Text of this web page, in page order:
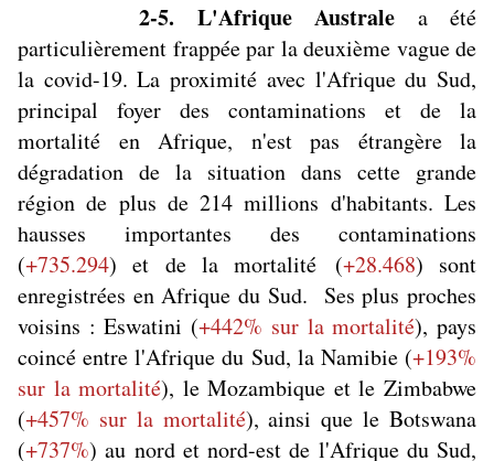
2-5. L'Afrique Australe a été
particulièrement frappée par la deuxième vague de
la covid-19. La proximité avec l'Afrique du Sud,
principal foyer des contaminations et de la
mortalité en Afrique, n'est pas étrangère la
dégradation de la situation dans cette grande
région de plus de 214 millions d'habitants. Les
hausses importantes des contaminations
(+735.294) et de la mortalité (+28.468) sont
enregistrées en Afrique du Sud. Ses plus proches
voisins : Eswatini (+442% sur la mortalité), pays
coincé entre l'Afrique du Sud, la Namibie (+193%
sur la mortalité), le Mozambique et le Zimbabwe
(+457% sur la mortalité), ainsi que le Botswana
(+737%) au nord et nord-est de l'Afrique du Sud,